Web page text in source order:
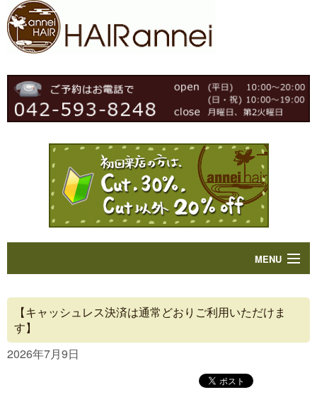
MENU
Concept
Menu
【キャッシュレス決済は通常どおりご利用いただけま
す】
2026年7月9日